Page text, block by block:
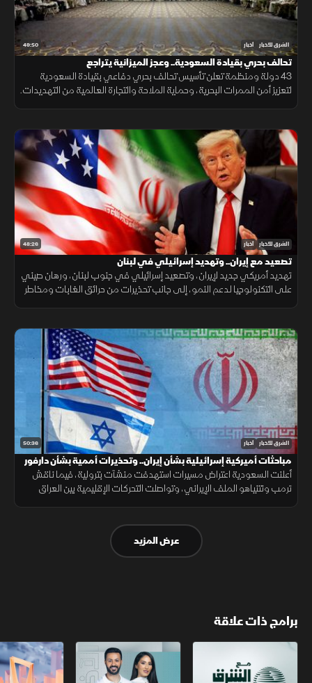
49:50 الشرق للأخبار أخبار
تحالف بحري بقيادة السعودية.. وعجز الميزانية يتراجع
43 دولة ومنظمة تعلن تأسيس تحالف بحري دفاعي بقيادة السعودية
لتعزيز أمن الممرات البحرية، وحماية الملاحة والتجارة العالمية من التهديدات.
48:26 الشرق للأخبار أخبار
تصعيد مع إيران.. وتهديد إسرائيلي في لبنان
تهديد أمريكي جديد لإيران، وتصعيد إسرائيلي في جنوب لبنان، ورهان صيني
على التكنولوجيا لدعم النمو، إلى جانب تحذيرات من حرائق الغابات ومخاطر
50:36 الشرق للأخبار أخبار
مباحثات أميركية إسرائيلية بشأن إيران.. وتحذيرات أممية بشأن دارفور
أعلنت السعودية اعتراض مسيرات استهدفت منشآت بترولية، فيما ناقش
ترمب ونتنياهو الملف الإيراني، وتواصلت التحركات الإقليمية بين العراق
عرض المزيد
برامج ذات علاقة
مع الشرق الأوسط الخبر الآخر أخبار الشرق